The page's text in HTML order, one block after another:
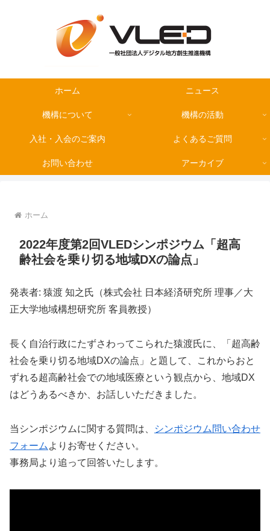
ホーム ニュース
機構について 機構の活動
入社・入会のご案内 よくあるご質問
お問い合わせ アーカイブ
ホーム
2022年度第2回VLEDシンポジウム「超高
齢社会を乗り切る地域DXの論点」
発表者: 猿渡 知之氏（株式会社 日本経済研究所 理事／大
正大学地域構想研究所 客員教授）
長く自治行政にたずさわってこられた猿渡氏に、「超高齢
社会を乗り切る地域DXの論点」と題して、これからおと
ずれる超高齢社会での地域医療という観点から、地域DX
はどうあるべきか、お話しいただきました。
当シンポジウムに関する質問は、
シンポジウム問い合わせ
フォーム よりお寄せください。
事務局より追って回答いたします。